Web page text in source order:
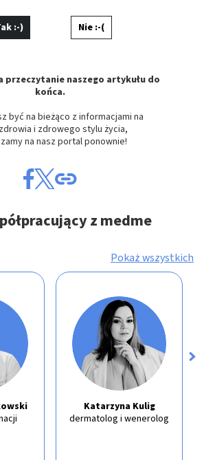
:-) Nie :-(
przeczytanie naszego artykułu do
końca.
być na bieżąco z informacjami na
i zdrowego stylu życia,
na nasz portal ponownie!
z medme
Pokaż wszystkich
Katarzyna Kulig
dermatolog i wenerolog